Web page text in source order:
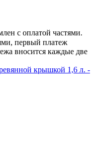
с оплатой частями.
первый платеж
вносится каждые две
крышкой 1,6 л. -